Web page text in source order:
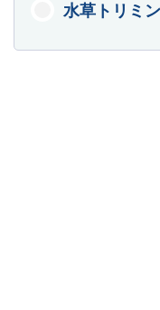
水草トリミ